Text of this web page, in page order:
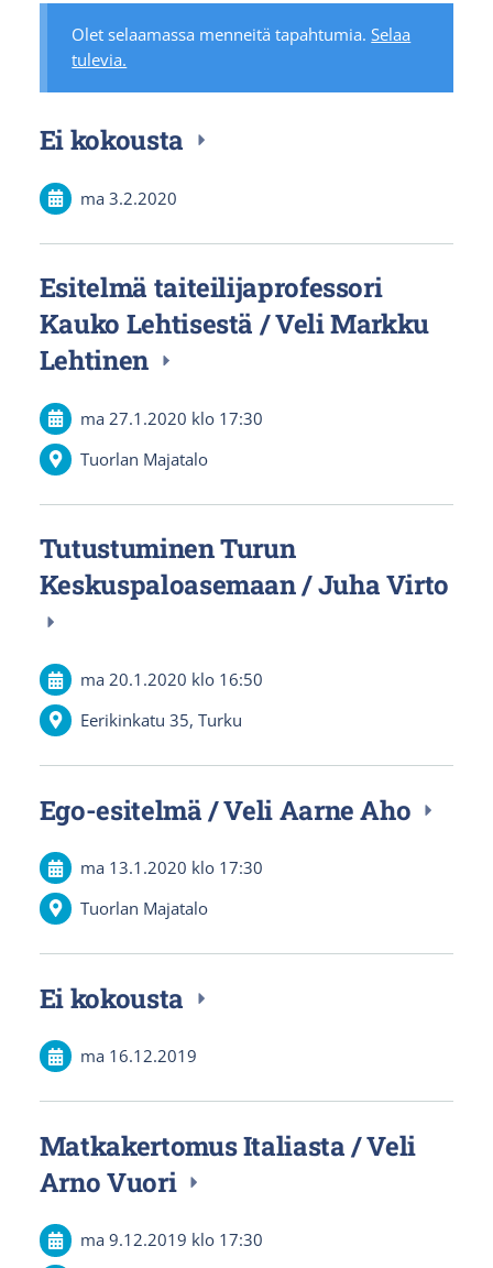
Olet selaamassa menneitä tapahtumia.Selaa
tulevia.
Ei kokousta
ma 3.2.2020
Esitelmä taiteilijaprofessori
Kauko Lehtisestä / Veli Markku
Lehtinen
ma 27.1.2020 klo 17:30
Tuorlan Majatalo
Tutustuminen Turun
Keskuspaloasemaan / Juha Virto
ma 20.1.2020 klo 16:50
Eerikinkatu 35, Turku
Ego-esitelmä / Veli Aarne Aho
ma 13.1.2020 klo 17:30
Tuorlan Majatalo
Ei kokousta
ma 16.12.2019
Matkakertomus Italiasta / Veli
Arno Vuori
ma 9.12.2019 klo 17:30